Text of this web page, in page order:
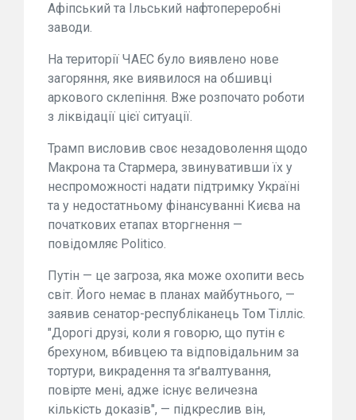
Афіпський та Ільський нафтопереробні
заводи.
На території ЧАЕС було виявлено нове
загоряння, яке виявилося на обшивці
аркового склепіння. Вже розпочато роботи
з ліквідації цієї ситуації.
Трамп висловив своє незадоволення щодо
Макрона та Стармера, звинувативши їх у
неспроможності надати підтримку Україні
та у недостатньому фінансуванні Києва на
початкових етапах вторгнення —
повідомляє Politico.
Путін — це загроза, яка може охопити весь
світ. Його немає в планах майбутнього, —
заявив сенатор-республіканець Том Тілліс.
"Дорогі друзі, коли я говорю, що путін є
брехуном, вбивцею та відповідальним за
тортури, викрадення та зґвалтування,
повірте мені, адже існує величезна
кількість доказів", — підкреслив він,